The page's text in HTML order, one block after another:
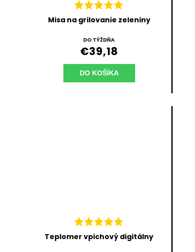
Misa na grilovanie zeleniny
DO TÝŽDŇA
€39,18
DO KOŠÍKA
Teplomer vpichový digitálny